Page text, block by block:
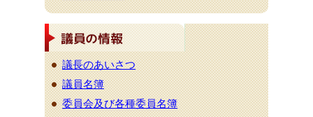
議長のあいさつ
議員名簿
委員会及び各種委員名簿